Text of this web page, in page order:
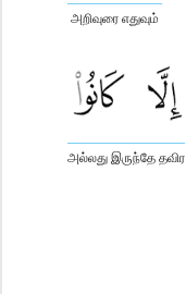
அறிவுரை எதுவும்
அல்லது இருந்தே தவிர